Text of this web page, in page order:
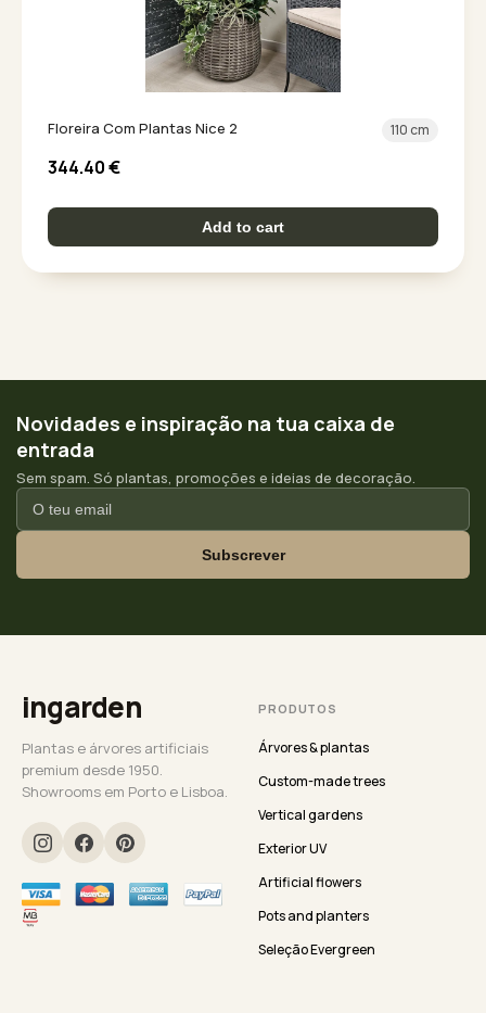
Floreira Com Plantas Nice 2 110 cm
344.40€
Add to cart
Novidades e inspiração na tua caixa de
entrada
Sem spam. Só plantas, promoções e ideias de decoração.
Subscrever
ingarden
Plantas e árvores artificiais
premium desde 1950.
Showrooms em Porto e Lisboa.
PRODUTOS
Árvores & plantas
Custom-made trees
Vertical gardens
Exterior UV
Artificial flowers
Pots and planters
Seleção Evergreen